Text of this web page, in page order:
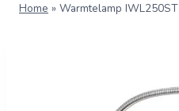
Home » Warmtelamp IWL250ST